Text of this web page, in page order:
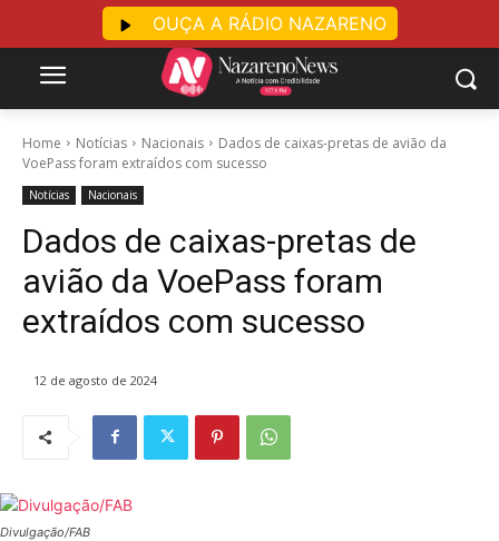
Home Notícias Nacionais
Dados de caixas-pretas de avião da
VoePass foram extraídos com sucesso
Notícias Nacionais
Dados de caixas-pretas de
avião da VoePass foram
extraídos com sucesso
12 de agosto de 2024
Divulgação/FAB
OUÇA A RÁDIO NAZARENO